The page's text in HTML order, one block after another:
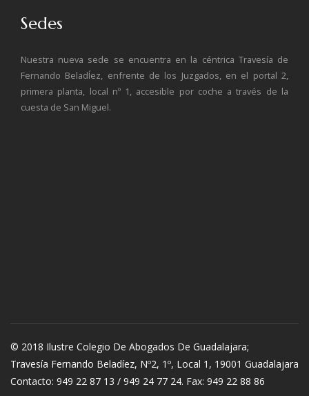
Sedes
Nuestra nueva sede se encuentra en la céntrica Travesía de
Fernando BeladÍez, enfrente de los Juzgados, en el portal 2,
primera planta, local nº 1, accesible por coche a través de la
cuesta de San Miguel.
© 2018 Ilustre Colegio De Abogados De Guadalajara;
Travesía Fernando Beladíez, Nº2, 1º, Local 1, 19001 Guadalajara
Contacto: 949 22 87 13 / 949 24 77 24. Fax: 949 22 88 86